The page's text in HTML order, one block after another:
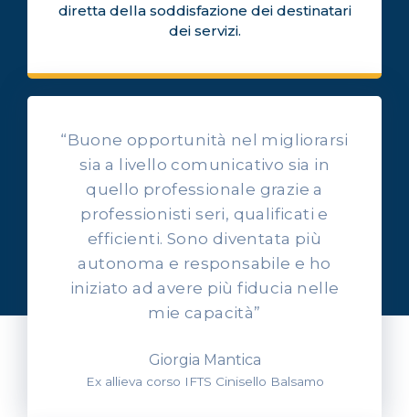
diretta della soddisfazione dei destinatari
dei servizi.
OPINIONI DEI NOSTRI ALLIEVI
Ascolta l'esperienza dei
nostri allievi
“Buone opportunità nel migliorarsi
sia a livello comunicativo sia in
quello professionale grazie a
professionisti seri, qualificati e
efficienti. Sono diventata più
autonoma e responsabile e ho
iniziato ad avere più fiducia nelle
mie capacità”
Giorgia Mantica
Ex allieva corso IFTS Cinisello Balsamo